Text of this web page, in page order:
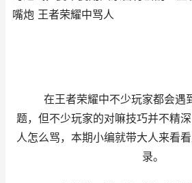
嘴炮 王者荣耀中骂人
在王者荣耀中不少玩家都会遇
题，但不少玩家的对嘛技巧并不精
人怎么骂，本期小编就带大人来看
录。